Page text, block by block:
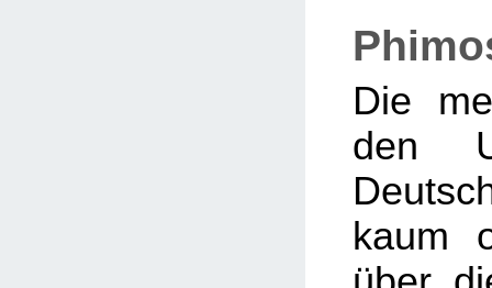
Die
den
kaum